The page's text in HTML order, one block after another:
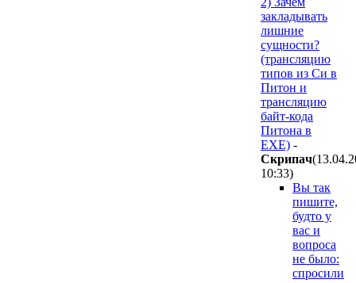
закладывать
лишние
сущности?
(трансляцию
типов из Си в
Питон и
трансляцию
байт-кода
Питона в
ЕХЕ) -
Cкpипaч
10:33)
Вы так
пишите,
будто у
вас и
вопроса
не было:
спросили